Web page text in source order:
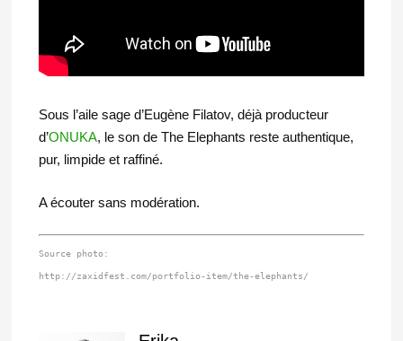
Sous l’aile sage d’Eugène Filatov, déjà producteur
d’ONUKA, le son de The Elephants reste authentique,
pur, limpide et raffiné.
A écouter sans modération.
Source photo:
http://zaxidfest.com/portfolio-item/the-elephants/